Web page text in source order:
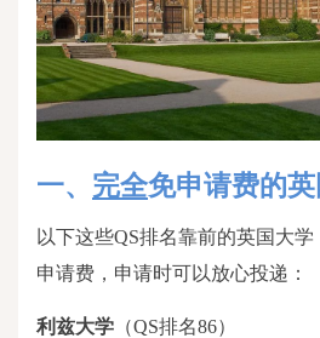
一、 完全免申请费的
以下这些QS排名靠前的英国大学
申请费，申请时可以放心投递：
利兹大学 （QS排名86）